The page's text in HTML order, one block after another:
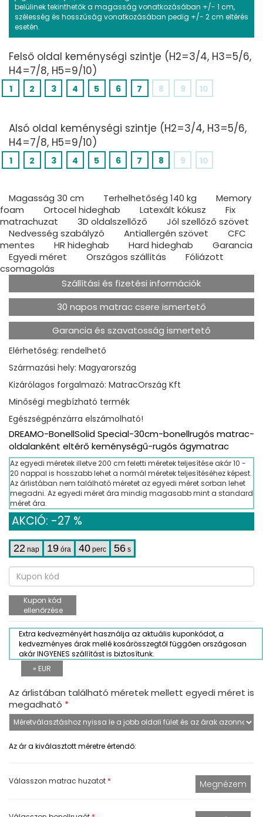
belülinek tekinthetők a magasság vonatkozásában +/- 1 cm,
szélesség és hosszúság vonatkozásában pedig +/- 2 cm eltérés
esetén.
Felső oldal keménységi szintje (H2=3/4, H3=5/6,
H4=7/8, H5=9/10)
1 2 3 4 5 6 7 8 9 10
Alsó oldal keménységi szintje (H2=3/4, H3=5/6,
H4=7/8, H5=9/10)
1 2 3 4 5 6 7 8 9 10
Magasság 30 cm Terhelhetőség 140 kg
Memory
foam
Ortocel hideghab Latexált kókusz
Fix
matrachuzat
3D oldalszellőző
Jól szellőző szövet
Nedvesség szabályzó
Antiallergén szövet
CFC
mentes
HR hideghab Hard hideghab
Garancia
Egyedi méret
Országos szállítás
Fóliázott
csomagolás
Szállítási és fizetési információk
30 napos matrac csere ismertető
Garancia és szavatosság ismertető
Elérhetőség: rendelhető
Származási hely: Magyarország
Kizárólagos forgalmazó: MatracOrszág Kft
Minőségi megbízható termék
Egészségpénzárra elszámolható!
DREAMO-BonellSolid Special-30cm-bonellrugós matrac-
oldalanként eltérő keménységű-rugós ágymatrac
Az egyedi méretek illetve 200 cm feletti méretek teljesítése akár 10 -
20 nappal is hosszabb lehet a normál méretek teljesítéséhez képest.
Az árlistában nem található méretet az egyedi méret sorban lehet
megadni. Az egyedi méret ára mindig magasabb mint a standard
méret ára.
AKCIÓ: -27 %
22 nap 19 óra 40 perc 56 s
Kupon kód
ellenőrzése
Extra kedvezményért használja az aktuális kuponkódot, a
kedvezményes árak mellé kosárösszegtől függően országosan
akár INGYENES szállítást is biztosítunk.
» EUR
Az árlistában található méretek mellett egyedi méret is
megadható *
Az ár a kiválasztott méretre értendő:
Válasszon matrac huzatot *